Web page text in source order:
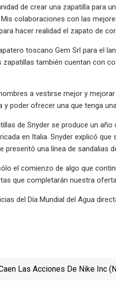
de crear una zapatilla para
colaboraciones con las
hacer realidad el zapato de
toscano Gem Srl para el
zapatillas también cuentan con
a vestirse mejor y
y poder ofrecer una que tenga
de Snyder se produce un
en Italia. Snyder explicó
presentó una línea de sandalias
el comienzo de algo que
que completarán nuestra
del Día Mundial del Agua
Las Acciones De Nike Inc